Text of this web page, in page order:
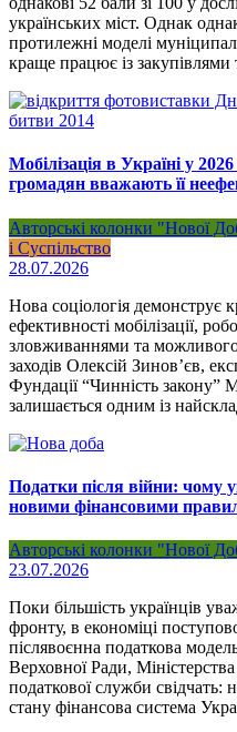
українських міст. Однак
протилежні моделі
краще працює із
Мобілізація в Україні у
громадян вважають її
Авторські колонки "Нової
і Суспільство
28.07.2026
Нова соціологія демонструє
ефективності мобілізації,
зловживаннями та
заходів Олексій Зинов’єв,
Фундації “Чинність закону”
залишається одним із
Податки після війни: чому
новими фінансовими
Авторські колонки "Нової
23.07.2026
Поки більшість українців
фронту, в економіці
післявоєнна податкова
Верховної Ради,
податкової служби свідчать:
стану фінансова система